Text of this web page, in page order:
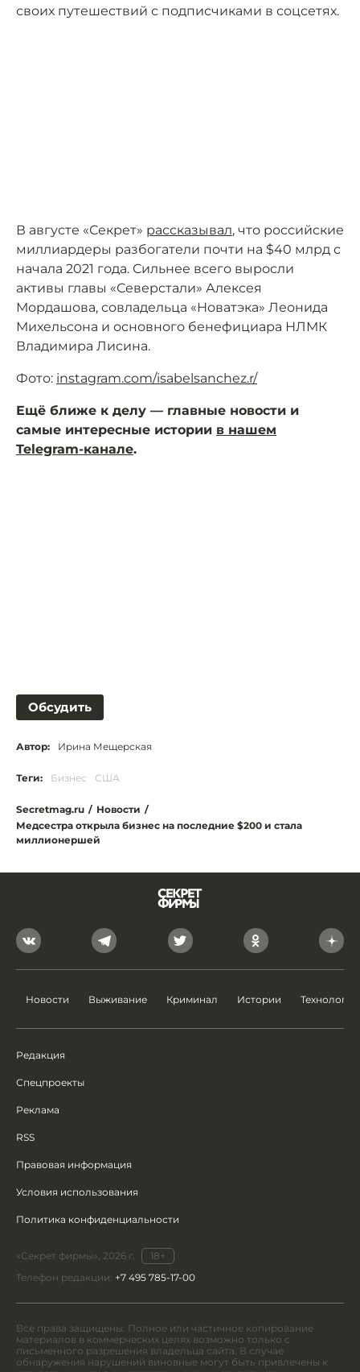
своих путешествий с подписчиками в соцсетях.
В августе «Секрет» рассказывал, что российские
миллиардеры разбогатели почти на $40 млрд с
начала 2021 года. Сильнее всего выросли
активы главы «Северстали» Алексея
Мордашова, совладельца «Новатэка» Леонида
Михельсона и основного бенефициара НЛМК
Владимира Лисина.
Фото: instagram.com/isabelsanchez.r/
Ещё ближе к делу — главные новости и
самые интересные истории в нашем
Telegram-канале.
Обсудить
Автор: Ирина Мещерская
Теги: Бизнес США
Secretmag.ru / Новости /
Медсестра открыла бизнес на последние $200 и стала
миллионершей
Новости Выживание Криминал Истории Технологии
Редакция
Спецпроекты
Реклама
RSS
Правовая информация
Условия использования
Политика конфиденциальности
«Секрет фирмы», 2026 г.
18+
Телефон редакции: +7 495 785-17-00
Все права защищены. Полное или частичное копирование
материалов в коммерческих целях возможно только с
письменного разрешения владельца сайта. В случае
обнаружения нарушений виновные могут быть привлечены к